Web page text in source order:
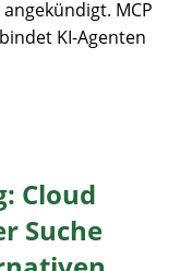
MCP
KI-Agenten
Cloud
Suche